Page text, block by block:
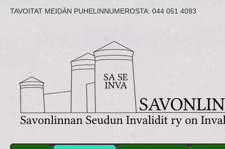
TAVOITAT MEIDÄN PUHELINNUMEROSTA: 044 051 4093